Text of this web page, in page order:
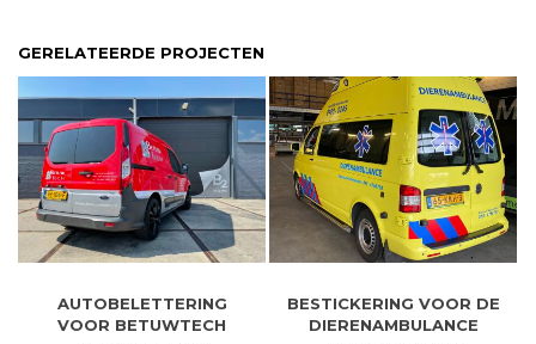
GERELATEERDE PROJECTEN
AUTOBELETTERING
VOOR BETUWTECH
BESTICKERING VOOR DE
DIERENAMBULANCE